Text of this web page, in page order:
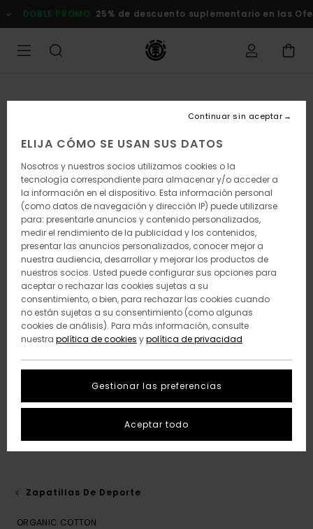
la
DOBLE PROMO 25% de descuento suplementario en las
Zapatillas De Deporte
ORGANIC COTTON
ELIJA CÓMO SE USAN SUS DATOS
Nosotros y nuestros socios utilizamos cookies o la
tecnología correspondiente para almacenar y/o acceder a
la información en el dispositivo. Esta información personal
(como datos de navegación y dirección IP) puede utilizarse
para: presentarle anuncios y contenido personalizados,
medir el rendimiento de la publicidad y los contenidos,
presentar las anuncios personalizados, conocer mejor a
nuestra audiencia, desarrollar y mejorar los productos de
nuestros socios. Usted puede configurar sus opciones para
aceptar o rechazar las cookies sujetas a su
consentimiento, o bien, para rechazar las cookies cuando
no están sujetas a su consentimiento (como algunas
cookies de análisis). Para más información, consulte
nuestra política de cookies ypolítica de privacidad
Gestionar las preferencias
Continuar sin aceptar
Aceptar todo